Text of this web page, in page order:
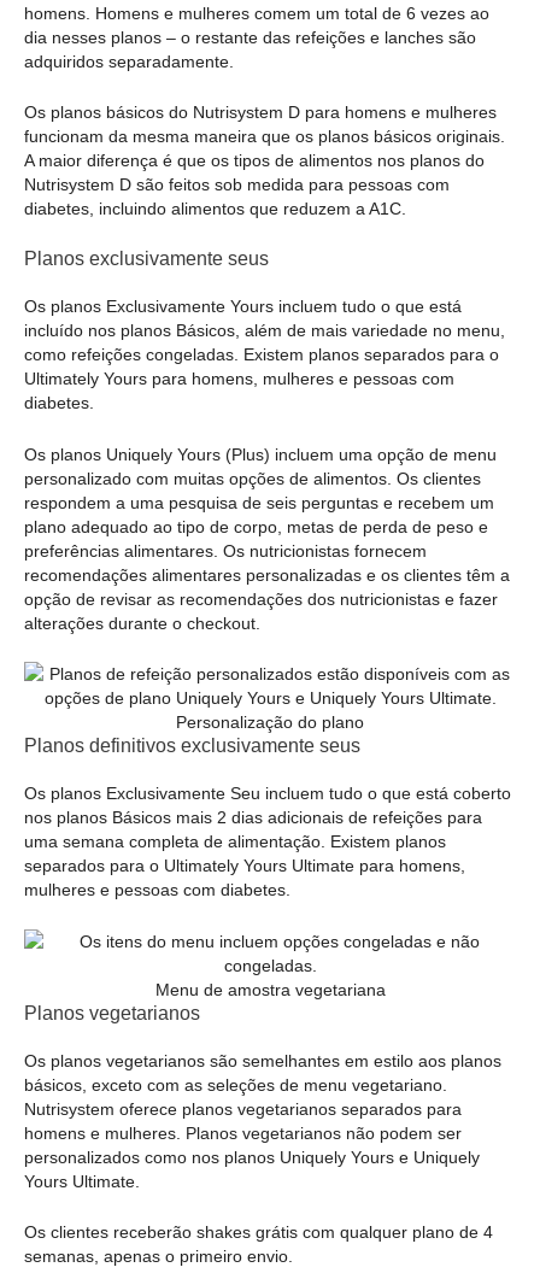
homens. Homens e mulheres comem um total de 6 vezes ao
dia nesses planos – o restante das refeições e lanches são
adquiridos separadamente.
Os planos básicos do Nutrisystem D para homens e mulheres
funcionam da mesma maneira que os planos básicos originais.
A maior diferença é que os tipos de alimentos nos planos do
Nutrisystem D são feitos sob medida para pessoas com
diabetes, incluindo alimentos que reduzem a A1C.
Planos exclusivamente seus
Os planos Exclusivamente Yours incluem tudo o que está
incluído nos planos Básicos, além de mais variedade no menu,
como refeições congeladas. Existem planos separados para o
Ultimately Yours para homens, mulheres e pessoas com
diabetes.
Os planos Uniquely Yours (Plus) incluem uma opção de menu
personalizado com muitas opções de alimentos. Os clientes
respondem a uma pesquisa de seis perguntas e recebem um
plano adequado ao tipo de corpo, metas de perda de peso e
preferências alimentares. Os nutricionistas fornecem
recomendações alimentares personalizadas e os clientes têm a
opção de revisar as recomendações dos nutricionistas e fazer
alterações durante o checkout.
Personalização do plano
Planos definitivos exclusivamente seus
Os planos Exclusivamente Seu incluem tudo o que está coberto
nos planos Básicos mais 2 dias adicionais de refeições para
uma semana completa de alimentação. Existem planos
separados para o Ultimately Yours Ultimate para homens,
mulheres e pessoas com diabetes.
Menu de amostra vegetariana
Planos vegetarianos
Os planos vegetarianos são semelhantes em estilo aos planos
básicos, exceto com as seleções de menu vegetariano.
Nutrisystem oferece planos vegetarianos separados para
homens e mulheres. Planos vegetarianos não podem ser
personalizados como nos planos Uniquely Yours e Uniquely
Yours Ultimate.
Os clientes receberão shakes grátis com qualquer plano de 4
semanas, apenas o primeiro envio.